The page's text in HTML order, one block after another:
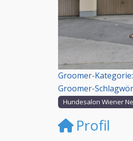
Groomer-Kategorie:
Groomer-
Hundesalon Wiener
Profil